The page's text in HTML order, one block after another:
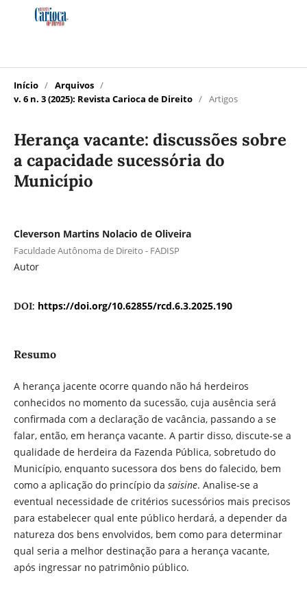
Início / Arquivos /
v. 6 n. 3 (2025): Revista Carioca de Direito / Artigos
Herança vacante: discussões sobre
a capacidade sucessória do
Município
Cleverson Martins Nolacio de Oliveira
Faculdade Autônoma de Direito - FADISP
Autor
DOI: https://doi.org/10.62855/rcd.6.3.2025.190
Resumo
A herança jacente ocorre quando não há herdeiros
conhecidos no momento da sucessão, cuja ausência será
confirmada com a declaração de vacância, passando a se
falar, então, em herança vacante. A partir disso, discute-se a
qualidade de herdeira da Fazenda Pública, sobretudo do
Município, enquanto sucessora dos bens do falecido, bem
como a aplicação do princípio da saisine. Analise-se a
eventual necessidade de critérios sucessórios mais precisos
para estabelecer qual ente público herdará, a depender da
natureza dos bens envolvidos, bem como para determinar
qual seria a melhor destinação para a herança vacante,
após ingressar no patrimônio público.